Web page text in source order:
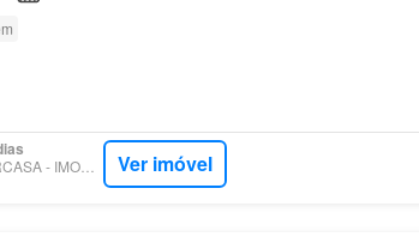
SUPERCASA - IMOBRETANHA Ver imóvel